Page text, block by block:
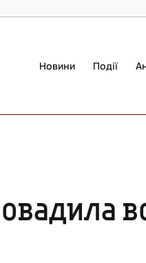
Новини Події